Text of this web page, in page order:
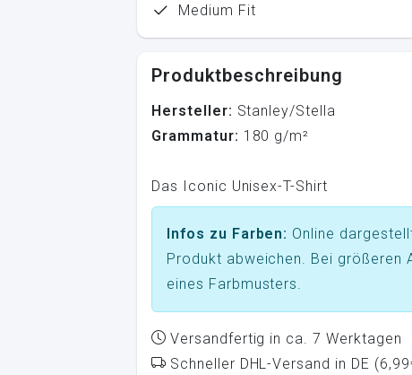
Medium Fit
Produktbeschreibung
Hersteller: Stanley/Stella
Grammatur: 180 g/m²
Das Iconic Unisex-T-Shirt
Infos zu Farben: Online
Produkt abweichen. Bei größeren
eines Farbmusters.
Versandfertig in ca. 7 Werktagen
Schneller DHL-Versand in DE